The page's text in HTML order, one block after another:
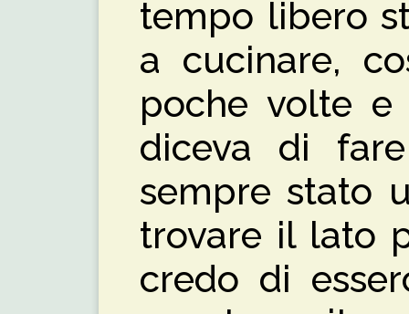
tempo libero
a cucinare,
poche volte
diceva di
sempre stato
trovare il lato
credo di